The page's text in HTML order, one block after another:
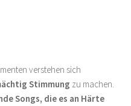
verstehen sich
Stimmung zu machen.
Songs, die es an Härte